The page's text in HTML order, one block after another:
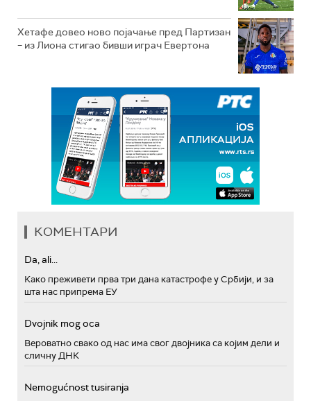
Хетафе довео ново појачање пред Партизан
– из Лиона стигао бивши играч Евертона
КОМЕНТАРИ
Da, ali...
Како преживети прва три дана катастрофе у Србији, и за
шта нас припрема ЕУ
Dvojnik mog oca
Вероватно свако од нас има свог двојника са којим дели и
сличну ДНК
Nemogućnost tusiranja